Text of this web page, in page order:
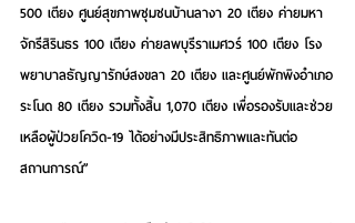
500 เตียง ศูนย์สุขภาพชุมชนบ้านลางา 20 เตียง ค่ายมหา
จักรีสิรินธร 100 เตียง ค่ายลพบุรีราเมศวร์ 100 เตียง โรง
พยาบาลธัญญารักษ์สงขลา 20 เตียง และศูนย์พักพิงอำเภอ
ระโนด 80 เตียง รวมทั้งสิ้น 1,070 เตียง เพื่อรองรับและช่วย
เหลือผู้ป่วยโควิด-19 ได้อย่างมีประสิทธิภาพและทันต่อ
สถานการณ์”